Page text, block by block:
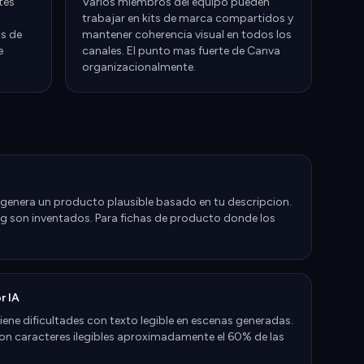
de
trabajar en kits de marca compartidos y
mantener coherencia visual en todos los
canales. El punto mas fuerte de Canva
organizacionalmente.
un producto plausible basado en tu descripcion.
son inventados. Para fichas de producto donde los
IA
dificultades con texto legible en escenas generadas.
caracteres ilegibles aproximadamente el 60% de las